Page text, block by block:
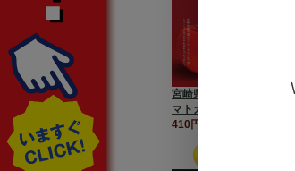
宮崎県【高千穂生まれの
マトカレー】
410円（税込）円